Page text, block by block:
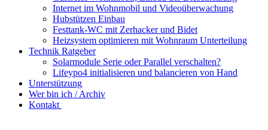
Internet im Wohnmobil und Videoüberwachung
Hubstützen Einbau
Festtank-WC mit Zerhacker und Bidet
Heizsystem optimieren mit Wohnraum Unterteilung
Technik Ratgeber
Solarmodule Serie oder Parallel verschalten?
Lifeypo4 initialisieren und balancieren von Hand
Unterstützung
Wer bin ich / Archiv
Kontakt